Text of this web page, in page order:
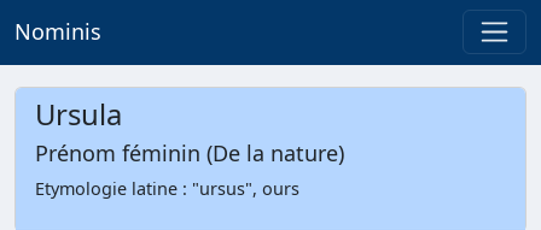
Nominis
Ursula
Prénom féminin (De la nature)
Etymologie latine : "ursus", ours